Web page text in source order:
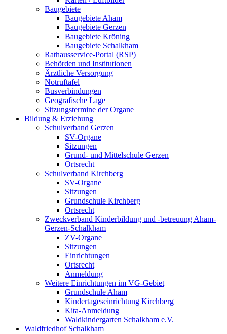
Baugebiete
Baugebiete Aham
Baugebiete Gerzen
Baugebiete Kröning
Baugebiete Schalkham
Rathausservice-Portal (RSP)
Behörden und Institutionen
Ärztliche Versorgung
Notruftafel
Busverbindungen
Geografische Lage
Sitzungstermine der Organe
Bildung & Erziehung
Schulverband Gerzen
SV-Organe
Sitzungen
Grund- und Mittelschule Gerzen
Ortsrecht
Schulverband Kirchberg
SV-Organe
Sitzungen
Grundschule Kirchberg
Ortsrecht
Zweckverband Kinderbildung und -betreuung Aham-
Gerzen-Schalkham
ZV-Organe
Sitzungen
Einrichtungen
Ortsrecht
Anmeldung
Weitere Einrichtungen im VG-Gebiet
Grundschule Aham
Kindertageseinrichtung Kirchberg
Kita-Anmeldung
Waldkindergarten Schalkham e.V.
Waldfriedhof Schalkham